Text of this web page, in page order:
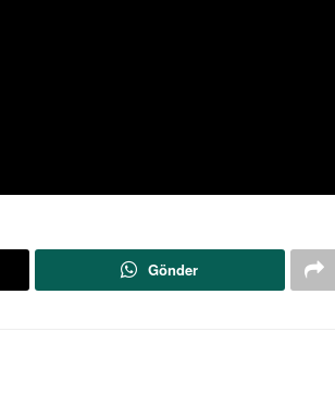
Gönder